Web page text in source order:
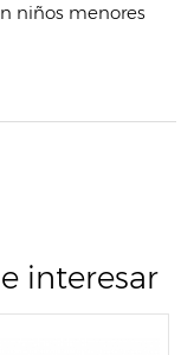
niños menores
interesar